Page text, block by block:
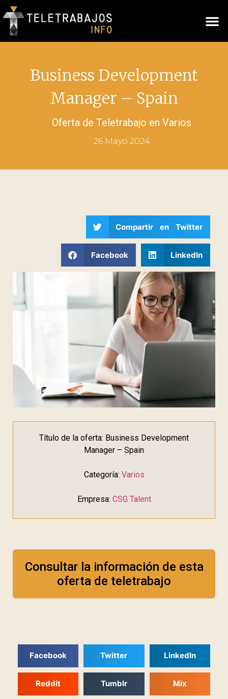
Business Development
Manager – Spain
Oferta de Teletrabajo en Varios
26 Mayo 2024
Compartir en Twitter
Facebook LinkedIn
Título de la oferta: Business Development
Manager – Spain
Categoría: Varios
Empresa: CSG Talent
Consultar la información de esta
oferta de teletrabajo
Facebook Twitter LinkedIn
Reddit Tumblr Mix